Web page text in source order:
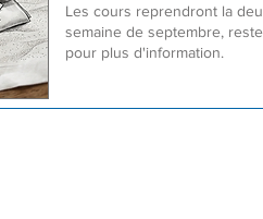
Les cours reprendront la
semaine de septembre,
pour plus d'information.